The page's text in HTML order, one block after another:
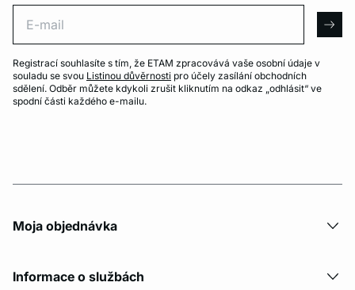
Registrací souhlasíte s tím, že ETAM zpracovává vaše osobní údaje v
souladu se svou Listinou důvěrnosti pro účely zasílání obchodních
sdělení. Odběr můžete kdykoli zrušit kliknutím na odkaz „odhlásit“ ve
spodní části každého e-mailu.
Moja objednávka
Informace o službách